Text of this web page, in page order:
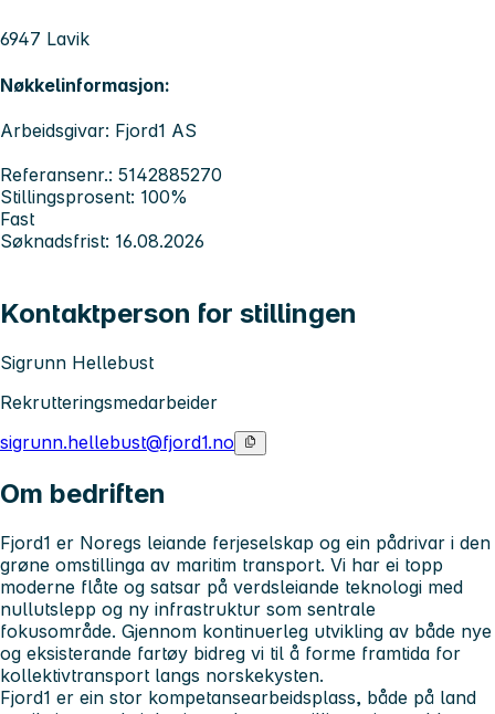
6947 Lavik
Nøkkelinformasjon:
Arbeidsgivar: Fjord1 AS
Referansenr.: 5142885270
Stillingsprosent: 100%
Fast
Søknadsfrist: 16.08.2026
Kontaktperson for stillingen
Sigrunn Hellebust
Rekrutteringsmedarbeider
sigrunn.hellebust@fjord1.no
Om bedriften
Fjord1 er Noregs leiande ferjeselskap og ein pådrivar i den
grøne omstillinga av maritim transport. Vi har ei topp
moderne flåte og satsar på verdsleiande teknologi med
nullutslepp og ny infrastruktur som sentrale
fokusområde. Gjennom kontinuerleg utvikling av både nye
og eksisterande fartøy bidreg vi til å forme framtida for
kollektivtransport langs norskekysten.
Fjord1 er ein stor kompetansearbeidsplass, både på land